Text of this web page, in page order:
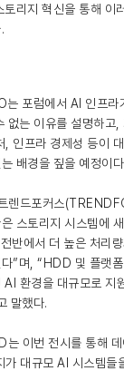
리지 혁신을 통해 이
는 포럼에서 AI 인프라
없는 이유를 설명하고,
, 인프라 경제성 등이
배경을 짚을 예정이
드포커스
스토리지 시스템에
반에서 더 높은 처리
”며, “HDD 및 플랫
AI 환경을 대규모로 지
말했다.
는 이번 전시를 통해
가 대규모 AI 시스템들